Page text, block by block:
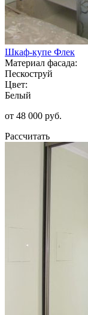
Шкаф-купе Флек
Материал фасада:
Пескоструй
Цвет:
Белый
от 48 000 руб.
Рассчитать